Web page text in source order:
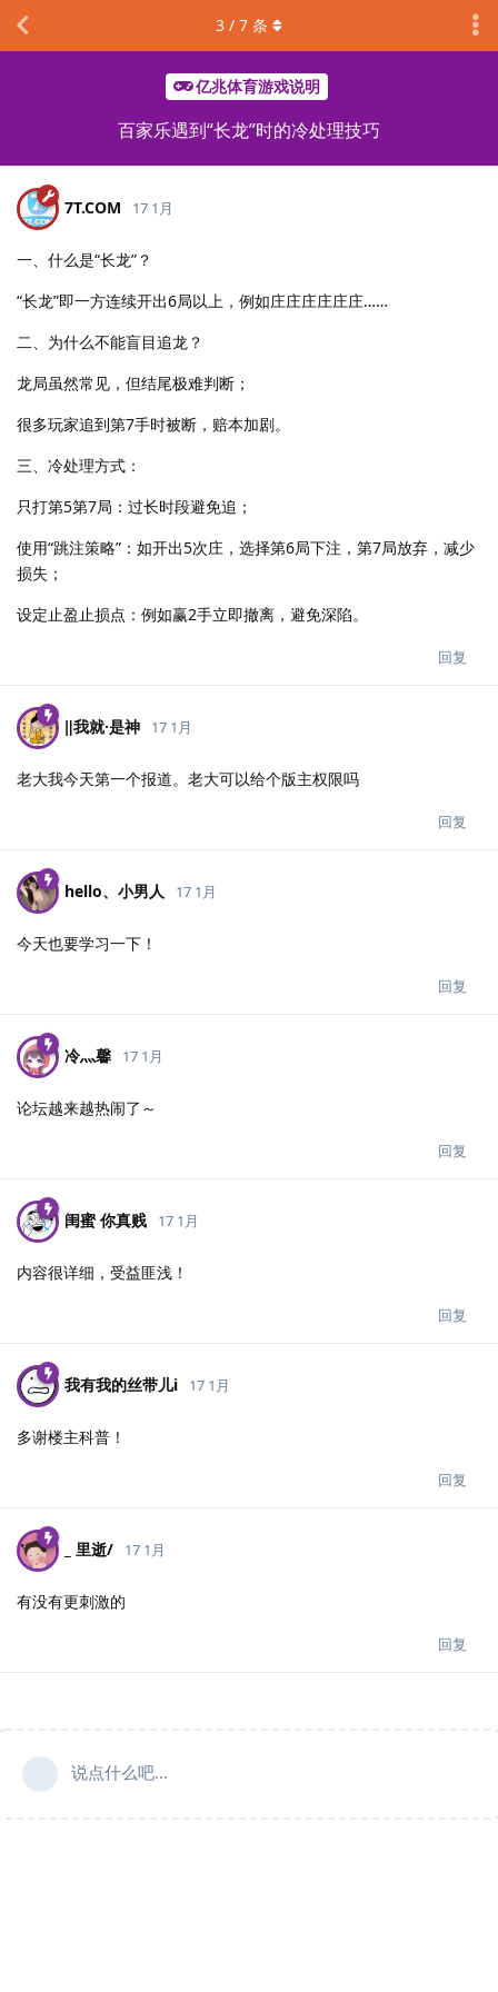
亿兆体育游戏说明
百家乐遇到“长龙”时的冷处理技巧
3 / 7 条
7T.​COM 17 1月
一、什么是“长龙”？
“长龙”即一方连续开出6局以上，例如庄庄庄庄庄庄……
二、为什么不能盲目追龙？
龙局虽然常见，但结尾极难判断；
很多玩家追到第7手时被断，赔本加剧。
三、冷处理方式：
只打第5第7局：过长时段避免追；
使用“跳注策略”：如开出5次庄，选择第6局下注，第7局放弃，减少
损失；
设定止盈止损点：例如赢2手立即撤离，避免深陷。
回复
‖我就·是神 17 1月
老大我今天第一个报道。老大可以给个版主权限吗
回复
hello、小男人 17 1月
今天也要学习一下！
回复
冷灬馨 17 1月
论坛越来越热闹了～
回复
闺蜜 你真贱 17 1月
内容很详细，受益匪浅！
回复
我有我的丝带儿i 17 1月
多谢楼主科普！
回复
_ 里逝/ 17 1月
有没有更刺激的
回复
说点什么吧...